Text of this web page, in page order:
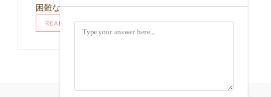
困難な状況と なり、完全予約性 …
READ MORE